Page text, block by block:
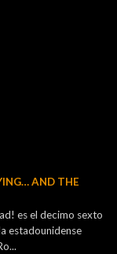
AND THE
es el decimo sexto
estadounidense